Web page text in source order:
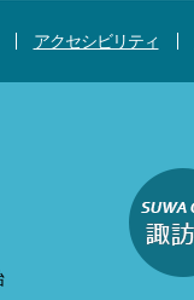
アクセシビリティ